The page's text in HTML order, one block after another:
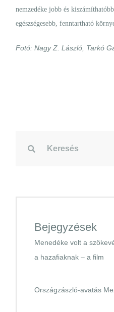
nemzedéke jobb és
egészségesebb, fenntartható
Fotó: Nagy Z. László, Tarkó
Bejegyzések
Menedéke volt a
a hazafiaknak – a film
Országzászló-avatás